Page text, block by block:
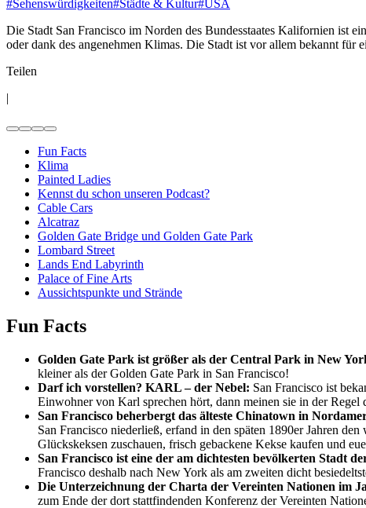
#Sehenswürdigkeiten#Städte & Kultur#USA
Die Stadt San Francisco im Norden des Bundesstaates Kalifornien ist
oder dank des angenehmen Klimas. Die Stadt ist vor allem bekannt
Teilen
|
Fun Facts
Klima
Painted Ladies
Kennst du schon unseren Podcast?
Cable Cars
Alcatraz
Golden Gate Bridge und Golden Gate Park
Lombard Street
Lands End Labyrinth
Palace of Fine Arts
Aussichtspunkte und Strände
Fun Facts
Golden Gate Park ist größer als der Central Park in New
kleiner als der Golden Gate Park in San Francisco!
Darf ich vorstellen? KARL – der Nebel: San Francisco ist
Einwohner von Karl sprechen hört, dann meinen sie in der Regel
San Francisco beherbergt das älteste Chinatown in
San Francisco niederließ, erfand in den späten 1890er Jahren
Glückskeksen zuschauen, frisch gebackene Kekse kaufen und
San Francisco ist eine der am dichtesten bevölkerten Stadt
Francisco deshalb nach New York als am zweiten dicht
Die Unterzeichnung der Charta der Vereinten Nationen im
zum Ende der dort stattfindenden Konferenz der Vereinten